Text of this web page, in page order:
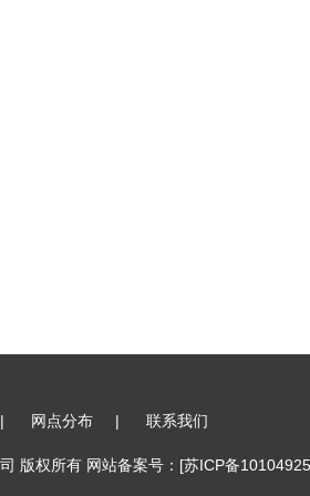
| 网点分布 | 联系我们
版权所有 网站备案号： [苏ICP备